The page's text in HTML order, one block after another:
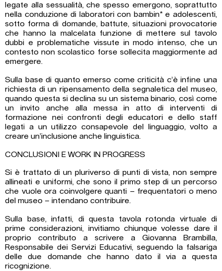
legate alla sessualità, che spesso emergono, soprattutto
nella conduzione di laboratori con bambin* e adolescenti,
sotto forma di domande, battute, situazioni provocatorie
che hanno la malcelata funzione di mettere sul tavolo
dubbi e problematiche vissute in modo intenso, che un
contesto non scolastico forse sollecita maggiormente ad
emergere.
Sulla base di quanto emerso come criticità c’è infine una
richiesta di un ripensamento della segnaletica del museo,
quando questa si declina su un sistema binario, così come
un invito anche alla messa in atto di interventi di
formazione nei confronti degli educatori e dello staff
legati a un utilizzo consapevole del linguaggio, volto a
creare un’inclusione anche linguistica.
CONCLUSIONI E WORK IN PROGRESS
Si è trattato di un pluriverso di punti di vista, non sempre
allineati e uniformi, che sono il primo step di un percorso
che vuole ora coinvolgere quanti – frequentatori o meno
del museo – intendano contribuire.
Sulla base, infatti, di questa tavola rotonda virtuale di
prime considerazioni, invitiamo chiunque volesse dare il
proprio contributo a scrivere a Giovanna Brambilla,
Responsabile dei Servizi Educativi, seguendo la falsariga
delle due domande che hanno dato il via a questa
ricognizione.